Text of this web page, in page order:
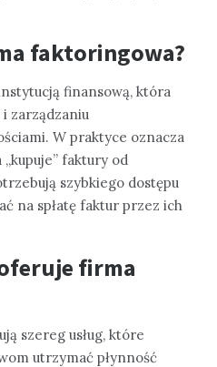
faktoringowa?
finansową, która
zarządzaniu
W praktyce oznacza
faktury od
szybkiego dostępu
na spłatę faktur przez ich
firma
szereg usług, które
utrzymać płynność